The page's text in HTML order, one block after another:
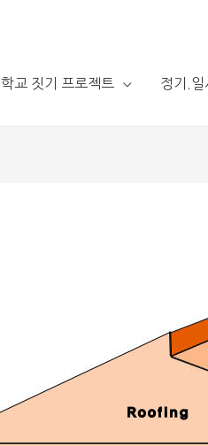
학교 짓기 프로젝트 정기.일